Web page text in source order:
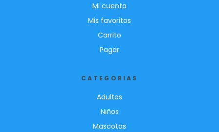
Mi cuenta
Mis favoritos
Carrito
Pagar
CATEGORIAS
Adultos
Niños
Mascotas